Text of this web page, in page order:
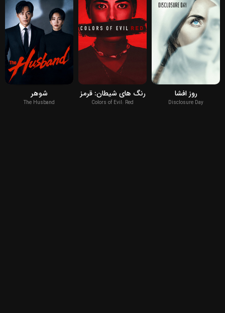
2026
روز افشا
Disclosure Day
2026
رنگ های شیطان: قرمز
Colors of Evil: Red
شوهر
The Husband